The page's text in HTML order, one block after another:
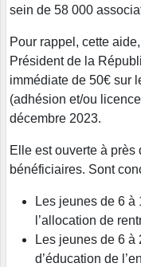
sein de 58 000
Pour rappel, cette
Président de la
immédiate de 50€ sur
(adhésion et/ou
décembre 2023.
Elle est ouverte à
bénéficiaires. Sont
Les jeunes de 6
l’allocation de
Les jeunes de 6 à
d’éducation de